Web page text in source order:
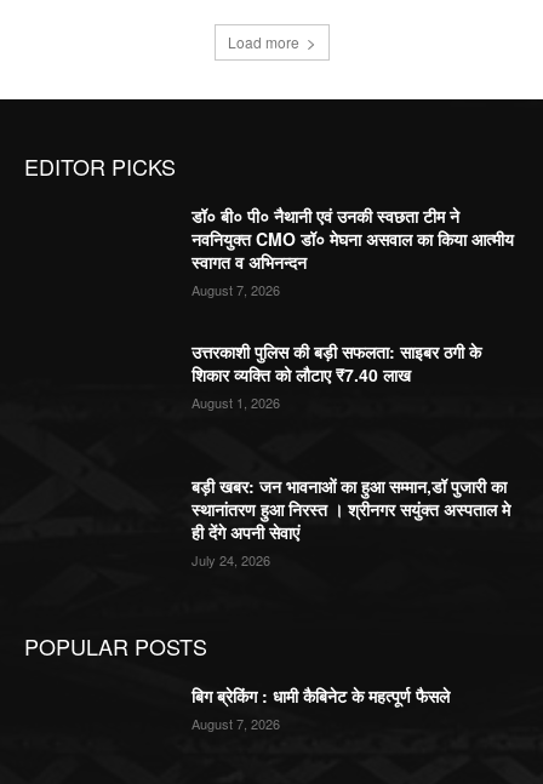
Load more
EDITOR PICKS
डॉ० बी० पी० नैथानी एवं उनकी स्वछता टीम ने
नवनियुक्त CMO डॉ० मेघना असवाल का किया आत्मीय
स्वागत व अभिनन्दन
August 7, 2026
उत्तरकाशी पुलिस की बड़ी सफलता: साइबर ठगी के
शिकार व्यक्ति को लौटाए ₹7.40 लाख
August 1, 2026
बड़ी खबर: जन भावनाओं का हुआ सम्मान,डॉ पुजारी का
स्थानांतरण हुआ निरस्त । श्रीनगर सयुंक्त अस्पताल मे
ही देंगे अपनी सेवाएं
July 24, 2026
POPULAR POSTS
बिग ब्रेकिंग : धामी कैबिनेट के महत्पूर्ण फैसले
August 7, 2026